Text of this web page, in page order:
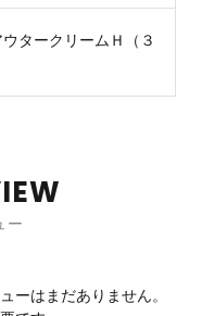
タークリームＨ（３
ー
ーはまだありません。